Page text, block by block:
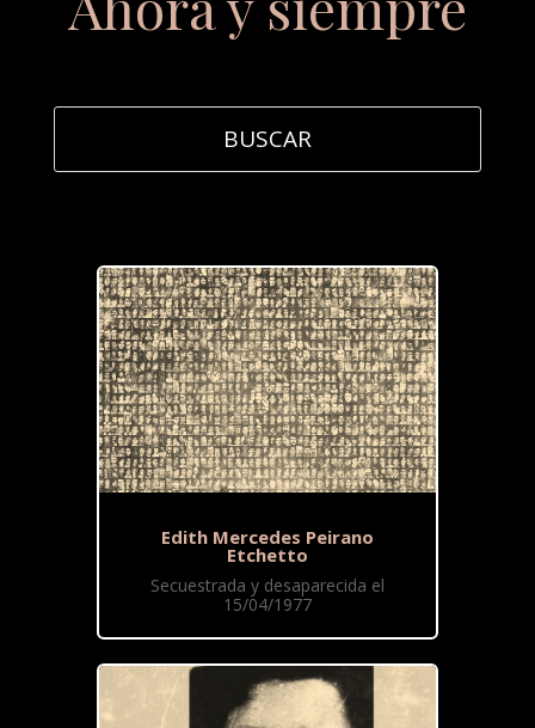
Edith Mercedes Peirano
Etchetto
Secuestrada y desaparecida el
15/04/1977